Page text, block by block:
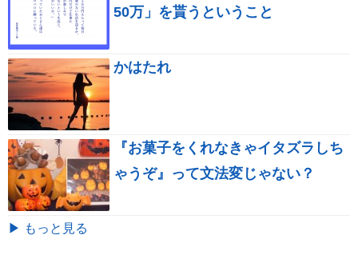
50万」を貰うということ
かはたれ
『お菓子をくれなきゃイタズラしち
ゃうぞ』って文法変じゃない？
▶ もっと見る